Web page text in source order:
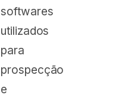
softwares
utilizados
para
prospecção
e